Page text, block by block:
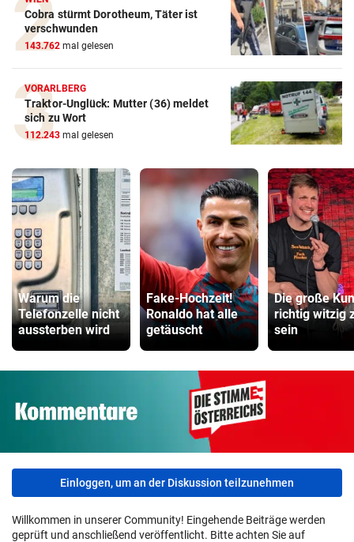
Cobra stürmt Dorotheum, Täter ist
verschwunden
143.762 mal gelesen
VORARLBERG
Traktor-Unglück: Mutter (36) meldet
sich zu Wort
112.243 mal gelesen
Warum die
Telefonzelle nicht
aussterben wird
Fake-Hochzeit!
Ronaldo hat alle
getäuscht
Die große
richtig witzig
sein
Einloggen, um an der Diskussion teilzunehmen
Willkommen in unserer Community! Eingehende Beiträge werden
geprüft und anschließend veröffentlicht. Bitte achten Sie auf